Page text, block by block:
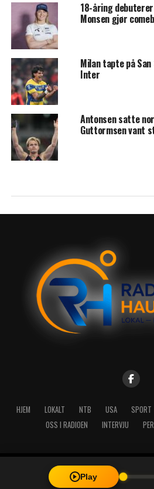
18-åring
Monsen gjør
Milan tapte på
Inter
Antonsen satte
Guttormsen vant
HJEM LOKALT NTB USA SPORT
OSS I RADIOEN
INTERVJU
Copyright © 2026 A-Media AS | Radio
5527 Haugesund - Mail:
Play